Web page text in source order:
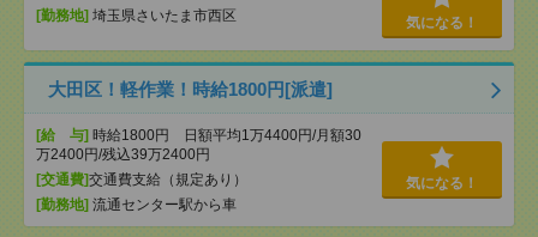
[勤務地] 埼玉県さいたま市西区 気になる！
大田区！軽作業！時給1800円[派遣]
[給 与] 時給1800円 日額平均1万4400円/月額30
万2400円/残込39万2400円
[交通費]交通費支給（規定あり）
[勤務地] 流通センター駅から車
気になる！